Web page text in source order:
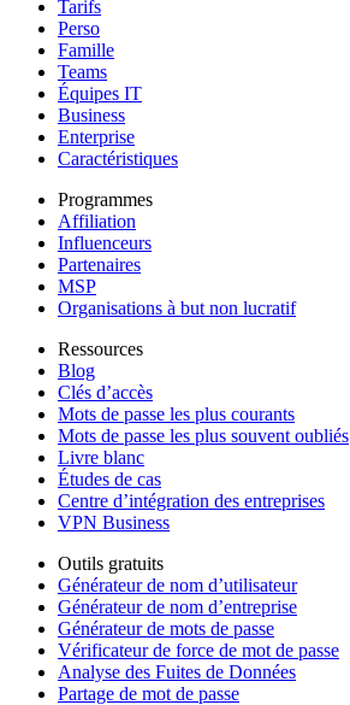
Tarifs
Perso
Famille
Teams
Équipes IT
Business
Enterprise
Caractéristiques
Programmes
Affiliation
Influenceurs
Partenaires
MSP
Organisations à but non lucratif
Ressources
Blog
Clés d’accès
Mots de passe les plus courants
Mots de passe les plus souvent oubliés
Livre blanc
Études de cas
Centre d’intégration des entreprises
VPN Business
Outils gratuits
Générateur de nom d’utilisateur
Générateur de nom d’entreprise
Générateur de mots de passe
Vérificateur de force de mot de passe
Analyse des Fuites de Données
Partage de mot de passe